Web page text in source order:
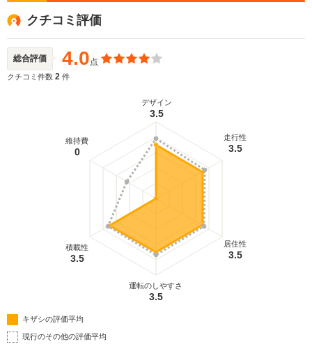
クチコミ評価
総合評価 4.0点
クチコミ件数 2 件
デザイン
3.5
走行性
3.5
居住性
3.5
運転のしやすさ
3.5
積載性
3.5
維持費
0
キザシの評価平均
現行のその他の評価平均